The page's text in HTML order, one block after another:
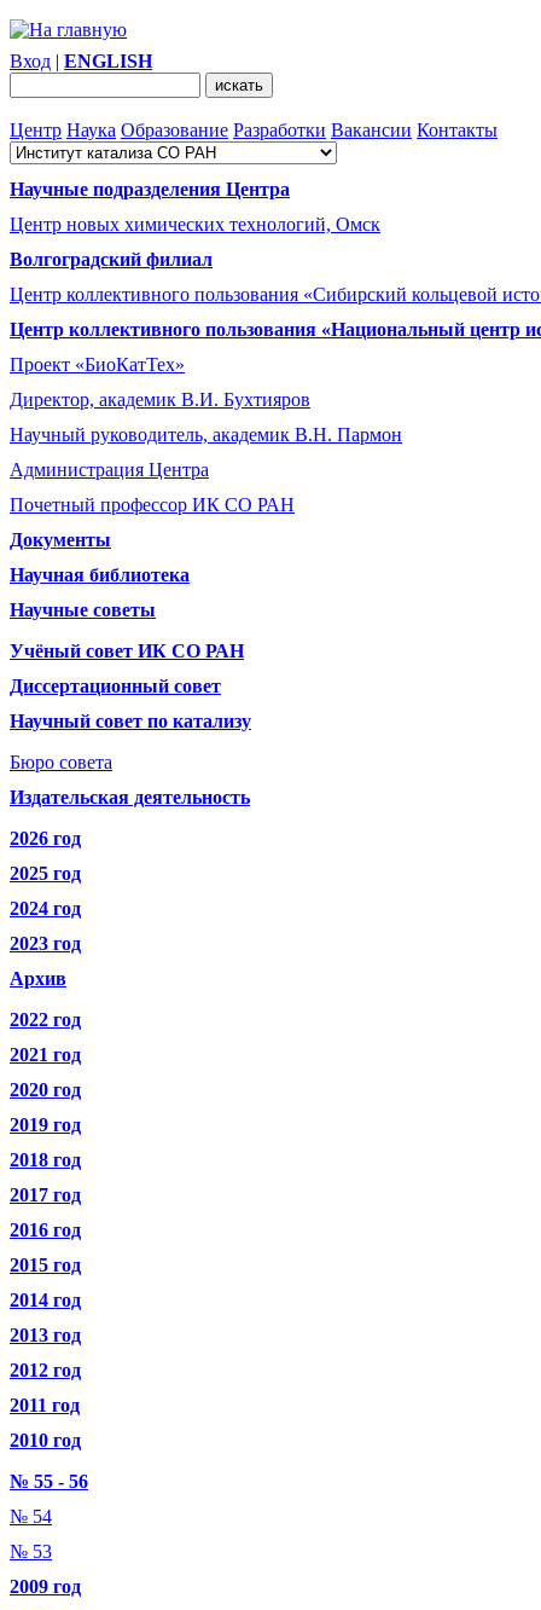
Вход | ENGLISH
Центр Наука Образование Разработки Вакансии Контакты
Научные подразделения Центра
Центр новых химических технологий, Омск
Волгоградский филиал
Центр коллективного пользования «Сибирский кольцевой
Центр коллективного пользования «Национальный центр
Проект «БиоКатТех»
Директор, академик В.И. Бухтияров
Научный руководитель, академик В.Н. Пармон
Администрация Центра
Почетный профессор ИК СО РАН
Документы
Научная библиотека
Научные советы
Учёный совет ИК СО РАН
Диссертационный совет
Научный совет по катализу
Бюро совета
Издательская деятельность
2026 год
2025 год
2024 год
2023 год
Архив
2022 год
2021 год
2020 год
2019 год
2018 год
2017 год
2016 год
2015 год
2014 год
2013 год
2012 год
2011 год
2010 год
№ 55 - 56
№ 54
№ 53
2009 год